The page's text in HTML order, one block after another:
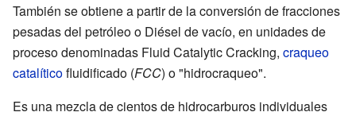
También se obtiene a partir de la conversión de fracciones
pesadas del petróleo o Diésel de vacío, en unidades de
proceso denominadas Fluid Catalytic Cracking, craqueo
catalíticofluidificado (FCC) o "hidrocraqueo".
Es una mezcla de cientos de hidrocarburos individuales